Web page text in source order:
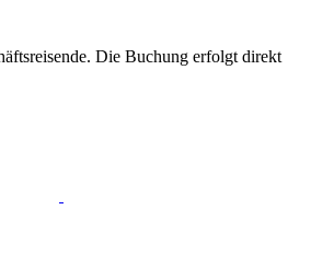
Die Buchung erfolgt direkt